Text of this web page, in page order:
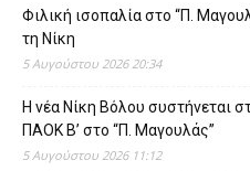
Φιλική ισοπαλία στο “Π.
τη Νίκη
5 Αυγούστου 2026 20:34
Η νέα Νίκη Βόλου συστήνεται
ΠΑΟΚ Β’ στο “Π. Μαγουλάς”
5 Αυγούστου 2026 11:12